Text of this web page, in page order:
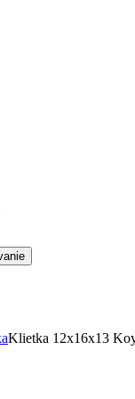
Klietka 12x16x13